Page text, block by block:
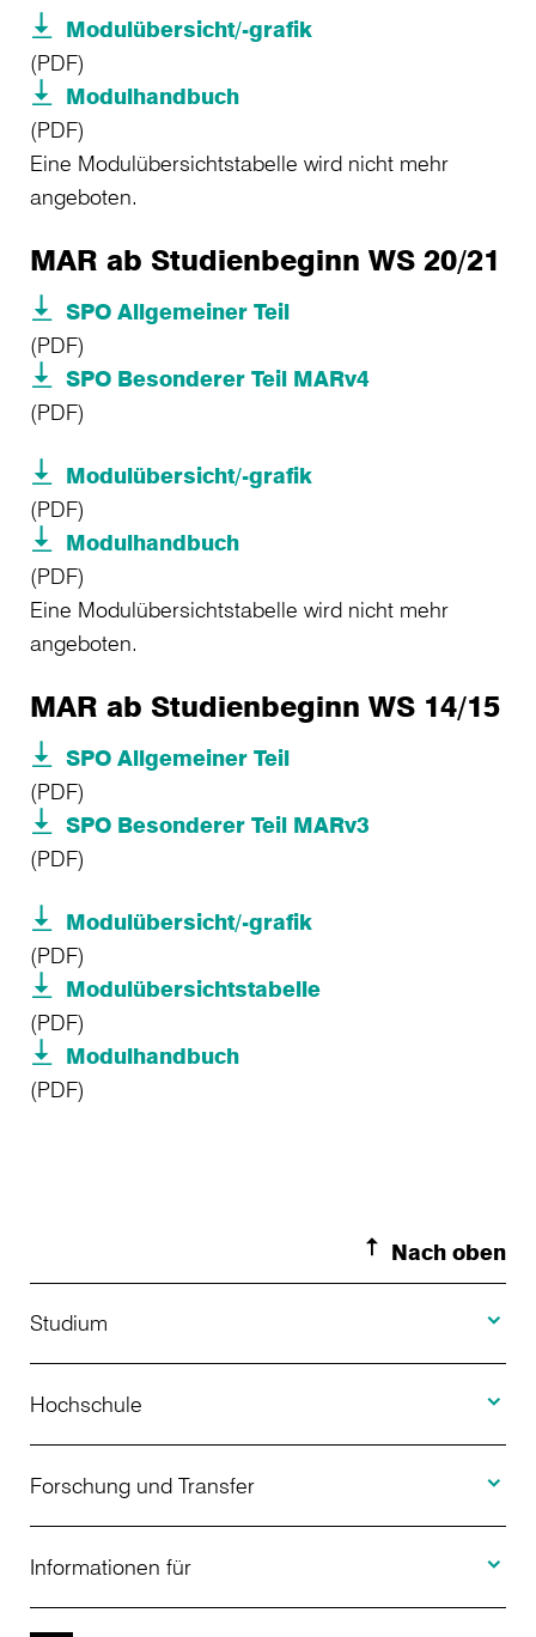
Modulübersicht/-grafik
(PDF)
Modulhandbuch
(PDF)
Eine Modulübersichtstabelle wird nicht mehr
angeboten.
MAR ab Studienbeginn WS 20/21
SPO Allgemeiner Teil
(PDF)
SPO Besonderer Teil MARv4
(PDF)
Modulübersicht/-grafik
(PDF)
Modulhandbuch
(PDF)
Eine Modulübersichtstabelle wird nicht mehr
angeboten.
MAR ab Studienbeginn WS 14/15
SPO Allgemeiner Teil
(PDF)
SPO Besonderer Teil MARv3
(PDF)
Modulübersicht/-grafik
(PDF)
Modulübersichtstabelle
(PDF)
Modulhandbuch
(PDF)
Nach oben
Studium
Studienangebot
Bewerbung
Studienberatung
Hochschule
Über uns
Aktuelles
Forschung und Transfer
Projekte
Informationen für